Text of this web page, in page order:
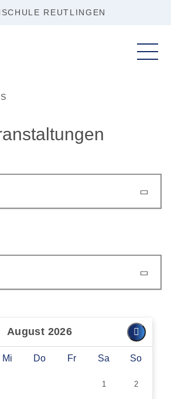
REUTLINGEN
August 2026
Mi Do Fr Sa So
1 2